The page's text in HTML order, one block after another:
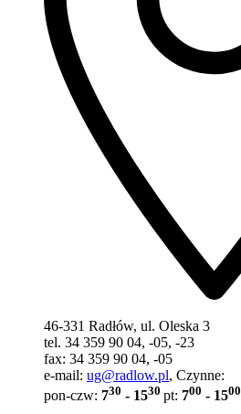
46-331 Radłów, ul. Oleska 3
tel. 34 359 90 04, -05, -23
fax: 34 359 90 04, -05
e-mail: ug@radlow.pl, Czynne:
pon-czw: 730 - 1530 pt: 700 - 1500